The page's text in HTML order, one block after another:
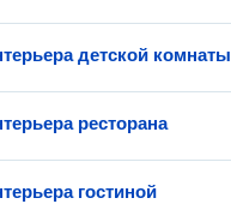
детской комнаты
ресторана
гостиной